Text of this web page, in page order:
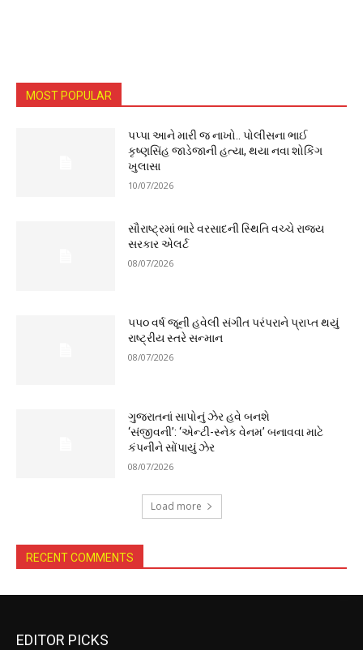
MOST POPULAR
પપ્પા આને મારી જ નાખો.. પોલીસના ભાઈ
કૃષ્ણસિંહ જાડેજાની હત્યા, થયા નવા શોકિંગ
ખુલાસા
10/07/2026
સૌરાષ્ટ્રમાં ભારે વરસાદની સ્થિતિ વચ્ચે રાજ્ય
સરકાર એલર્ટ
08/07/2026
૫૫૦ વર્ષ જૂની હવેલી સંગીત પરંપરાને પ્રાપ્ત થયું
રાષ્ટ્રીય સ્તરે સન્માન
08/07/2026
ગુજરાતનાં સાપોનું ઝેર હવે બનશે
‘સંજીવની’: ‘એન્ટી-સ્નેક વેનમ’ બનાવવા માટે
કંપનીને સોંપાયું ઝેર
08/07/2026
Load more
RECENT COMMENTS
EDITOR PICKS